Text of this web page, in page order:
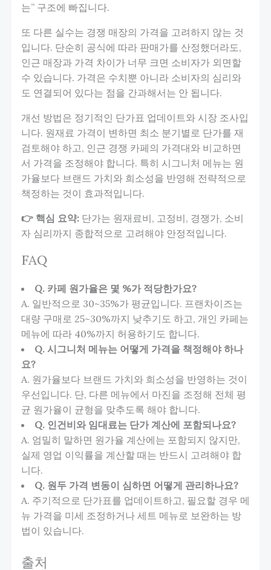
는” 구조에 빠집니다.
또 다른 실수는 경쟁 매장의 가격을 고려하지 않는 것
입니다. 단순히 공식에 따라 판매가를 산정했더라도,
인근 매장과 가격 차이가 너무 크면 소비자가 외면할
수 있습니다. 가격은 수치뿐 아니라 소비자의 심리와
도 연결되어 있다는 점을 간과해서는 안 됩니다.
개선 방법은 정기적인 단가표 업데이트와 시장 조사입
니다. 원재료 가격이 변하면 최소 분기별로 단가를 재
검토해야 하고, 인근 경쟁 카페의 가격대와 비교하면
서 가격을 조정해야 합니다. 특히 시그니처 메뉴는 원
가율보다 브랜드 가치와 희소성을 반영해 전략적으로
책정하는 것이 효과적입니다.
👉 핵심 요약:단가는 원재료비, 고정비, 경쟁가, 소비
자 심리까지 종합적으로 고려해야 안정적입니다.
FAQ
Q. 카페 원가율은 몇 %가 적당한가요?
A. 일반적으로 30~35%가 평균입니다. 프랜차이즈는
대량 구매로 25~30%까지 낮추기도 하고, 개인 카페는
메뉴에 따라 40%까지 허용하기도 합니다.
Q. 시그니처 메뉴는 어떻게 가격을 책정해야 하나
요?
A. 원가율보다 브랜드 가치와 희소성을 반영하는 것이
우선입니다. 단, 다른 메뉴에서 마진을 조정해 전체 평
균 원가율이 균형을 맞추도록 해야 합니다.
Q. 인건비와 임대료는 단가 계산에 포함되나요?
A. 엄밀히 말하면 원가율 계산에는 포함되지 않지만,
실제 영업 이익률을 계산할 때는 반드시 고려해야 합
니다.
Q. 원두 가격 변동이 심하면 어떻게 관리하나요?
A. 주기적으로 단가표를 업데이트하고, 필요할 경우 메
뉴 가격을 미세 조정하거나 세트 메뉴로 보완하는 방
법이 있습니다.
출처